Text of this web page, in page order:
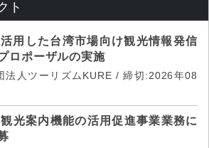
ト
用した台湾市場向け観光情報発信
ロポーザルの実施
法人ツーリズムKURE / 締切:2026年08
光案内機能の活用促進事業業務に